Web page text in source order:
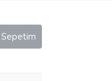
Sepetim